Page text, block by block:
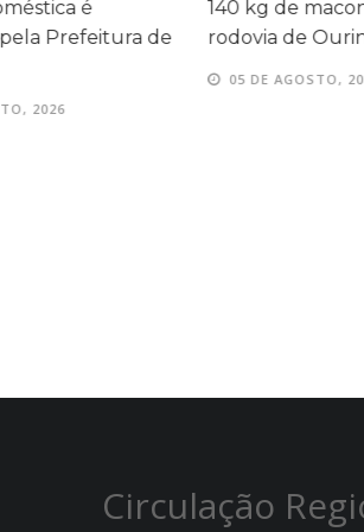
é
Prefeitura de
2026
140 kg de
rodovia de
05 DE AGOSTO,
Circulação